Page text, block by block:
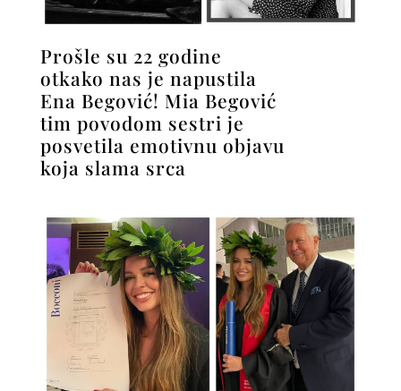
Prošle su 22 godine
otkako nas je napustila
Ena Begović! Mia Begović
tim povodom sestri je
posvetila emotivnu objavu
koja slama srca